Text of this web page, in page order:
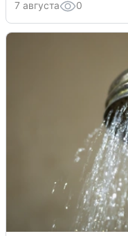
7 августа 0